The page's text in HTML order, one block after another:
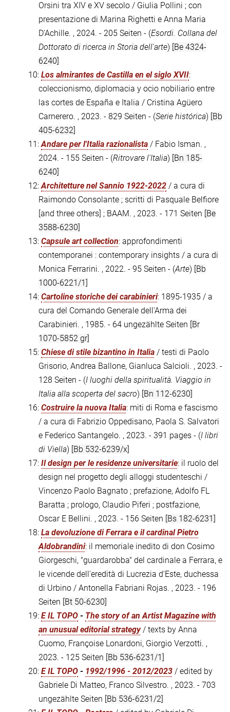
Orsini tra XIV e XV secolo / Giulia Pollini ; con
presentazione di Marina Righetti e Anna Maria
D'Achille. , 2024. - 205 Seiten - (Esordi. Collana del
Dottorato di ricerca in Storia dell'arte) [Be 4324-
6240]
10: Los almirantes de Castilla en el siglo XVII:
coleccionismo, diplomacia y ocio nobiliario entre
las cortes de España e Italia / Cristina Agüero
Carnerero. , 2023. - 829 Seiten - (Serie histórica) [Bb
405-6232]
11:Andare per l'Italia razionalista / Fabio Isman. ,
2024. - 155 Seiten - (Ritrovare l'Italia) [Bn 185-
6240]
12:Architetture nel Sannio 1922-2022 / a cura di
Raimondo Consolante ; scritti di Pasquale Belfiore
[and three others] ; BAAM. , 2023. - 171 Seiten [Be
3588-6230]
13: Capsule art collection: approfondimenti
contemporanei : contemporary insights / a cura di
Monica Ferrarini. , 2022. - 95 Seiten - (Arte) [Bb
1000-6221/1]
14: Cartoline storiche dei carabinieri: 1895-1935 / a
cura del Comando Generale dell'Arma dei
Carabinieri. , 1985. - 64 ungezählte Seiten [Br
1070-5852 gr]
15: Chiese di stile bizantino in Italia / testi di Paolo
Grisorio, Andrea Ballone, Gianluca Salcioli. , 2023. -
128 Seiten - (I luoghi della spiritualità. Viaggio in
Italia alla scoperta del sacro) [Bn 112-6230]
16: Costruire la nuova Italia: miti di Roma e fascismo
/ a cura di Fabrizio Oppedisano, Paola S. Salvatori
e Federico Santangelo. , 2023. - 391 pages - (I libri
di Viella) [Bb 532-6239/x]
17: Il design per le residenze universitarie: il ruolo del
design nel progetto degli alloggi studenteschi /
Vincenzo Paolo Bagnato ; prefazione, Adolfo FL
Baratta ; prologo, Claudio Piferi ; postfazione,
Oscar E Bellini. , 2023. - 156 Seiten [Bs 182-6231]
18: La devoluzione di Ferrara e il cardinal Pietro
Aldobrandini: il memoriale inedito di don Cosimo
Giorgeschi, "guardarobba" del cardinale a Ferrara, e
le vicende dell'eredità di Lucrezia d'Este, duchessa
di Urbino / Antonella Fabriani Rojas. , 2023. - 196
Seiten [Bt 50-6230]
19: E IL TOPO - The story of an Artist Magazine with
an unusual editorial strategy/ texts by Anna
Cuomo, Françoise Lonardoni, Giorgio Verzotti. ,
2023. - 125 Seiten [Bb 536-6231/1]
20: E IL TOPO - 1992/1996 - 2012/2023 / edited by
Gabriele Di Matteo, Franco Silvestro. , 2023. - 703
ungezählte Seiten [Bb 536-6231/2]